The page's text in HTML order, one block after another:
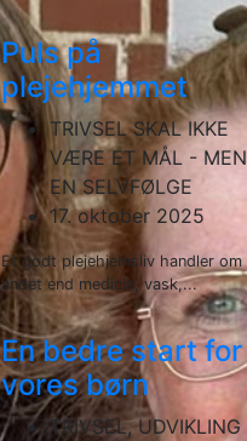
Puls på
plejehjemmet
TRIVSEL SKAL IKKE
VÆRE ET MÅL - MEN
EN SELVFØLGE
17. oktober 2025
Et godt plejehjemsliv handler om
andet end medicin, vask,...
En bedre start for
vores børn
TRIVSEL, UDVIKLING